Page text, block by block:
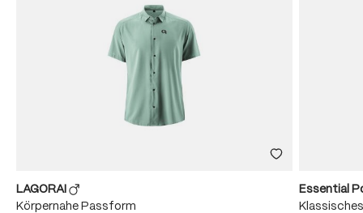
LAGORAI
Körpernahe Passform
Essential